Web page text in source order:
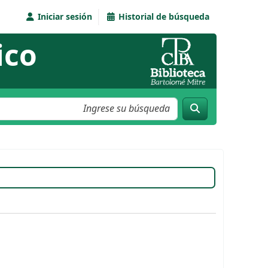
Iniciar sesión Historial de búsqueda